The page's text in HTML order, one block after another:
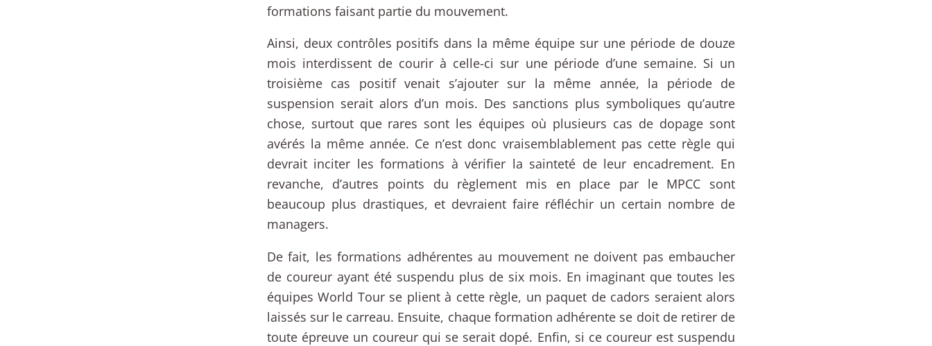
formations faisant partie du mouvement.
Ainsi, deux contrôles positifs dans la même équipe sur une période de douze
mois interdissent de courir à celle-ci sur une période d’une semaine. Si un
troisième cas positif venait s’ajouter sur la même année, la période de
suspension serait alors d’un mois. Des sanctions plus symboliques qu’autre
chose, surtout que rares sont les équipes où plusieurs cas de dopage sont
avérés la même année. Ce n’est donc vraisemblablement pas cette règle qui
devrait inciter les formations à vérifier la sainteté de leur encadrement. En
revanche, d’autres points du règlement mis en place par le MPCC sont
beaucoup plus drastiques, et devraient faire réfléchir un certain nombre de
managers.
De fait, les formations adhérentes au mouvement ne doivent pas embaucher
de coureur ayant été suspendu plus de six mois. En imaginant que toutes les
équipes World Tour se plient à cette règle, un paquet de cadors seraient alors
laissés sur le carreau. Ensuite, chaque formation adhérente se doit de retirer de
toute épreuve un coureur qui se serait dopé. Enfin, si ce coureur est suspendu